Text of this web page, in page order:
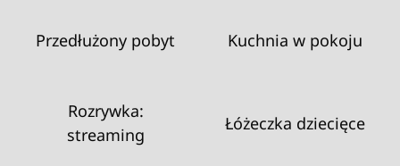
Przedłużony pobyt Kuchnia w pokoju
Rozrywka:
streaming
Łóżeczka dziecięce